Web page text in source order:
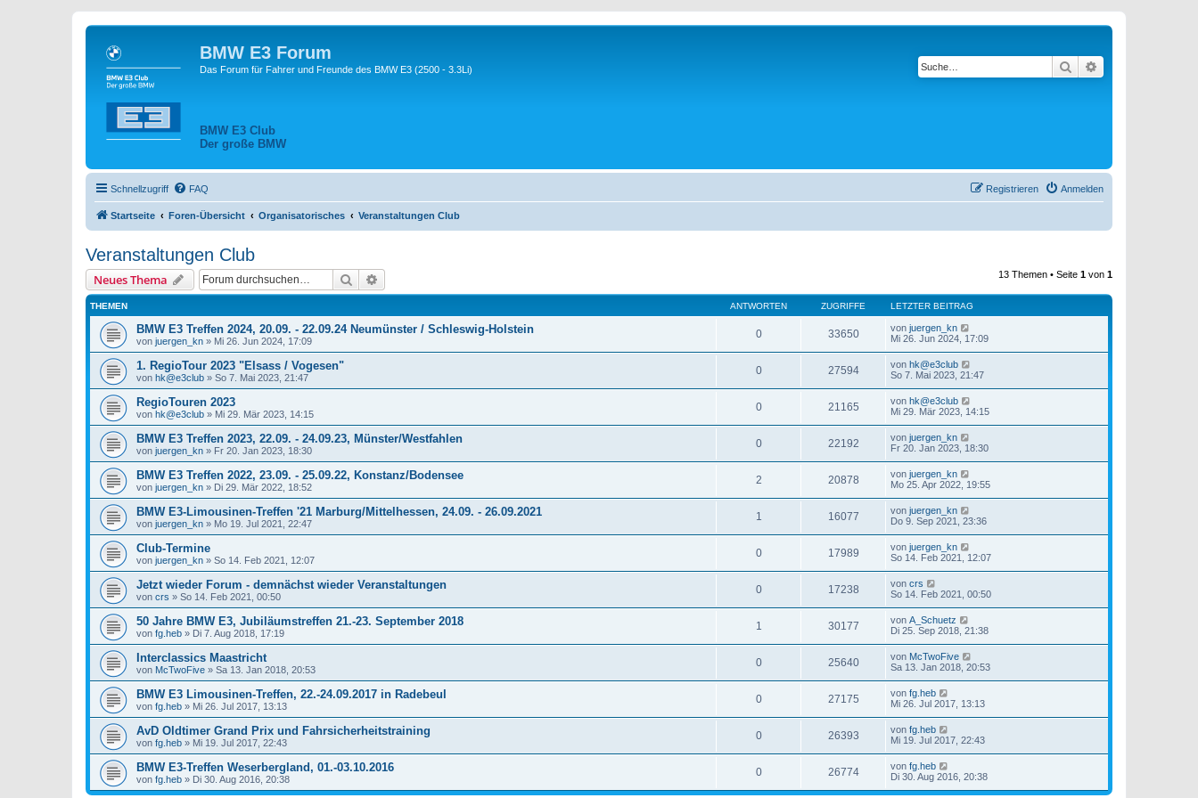
BMW E3 Forum
Das Forum für Fahrer und Freunde des BMW E3 (2500 - 3.3Li)
BMW E3 Club
Der große BMW
Suche
Schnellzugriff FAQ Anmelden
Registrieren
Startseite Foren-Übersicht Organisatorisches Veranstaltungen Club
Veranstaltungen Club
Neues Thema Suche 13 Themen • Seite 1 von 1
THEMEN ANTWORTEN ZUGRIFFE LETZTER BEITRAG
BMW E3 Treffen 2024, 20.09. - 22.09.24 Neumünster / Schleswig-Holstein
von juergen_kn » Mi 26. Jun 2024, 17:09
0 33650 von juergen_kn
Mi 26. Jun 2024, 17:09
1. RegioTour 2023 "Elsass / Vogesen"
von hk@e3club » So 7. Mai 2023, 21:47
0 27594 von hk@e3club
So 7. Mai 2023, 21:47
RegioTouren 2023
von hk@e3club » Mi 29. Mär 2023, 14:15
0 21165 von hk@e3club
Mi 29. Mär 2023, 14:15
BMW E3 Treffen 2023, 22.09. - 24.09.23, Münster/Westfahlen
von juergen_kn » Fr 20. Jan 2023, 18:30
0 22192 von juergen_kn
Fr 20. Jan 2023, 18:30
BMW E3 Treffen 2022, 23.09. - 25.09.22, Konstanz/Bodensee
von juergen_kn » Di 29. Mär 2022, 18:52
2 20878 von juergen_kn
Mo 25. Apr 2022, 19:55
BMW E3-Limousinen-Treffen '21 Marburg/Mittelhessen, 24.09. - 26.09.2021
von juergen_kn » Mo 19. Jul 2021, 22:47
1 16077 von juergen_kn
Do 9. Sep 2021, 23:36
Club-Termine
von juergen_kn » So 14. Feb 2021, 12:07
0 17989 von juergen_kn
So 14. Feb 2021, 12:07
Jetzt wieder Forum - demnächst wieder Veranstaltungen
von crs » So 14. Feb 2021, 00:50
0 17238 von crs
So 14. Feb 2021, 00:50
50 Jahre BMW E3, Jubiläumstreffen 21.-23. September 2018
von fg.heb » Di 7. Aug 2018, 17:19
1 30177 von A_Schuetz
Di 25. Sep 2018, 21:38
Interclassics Maastricht
von McTwoFive » Sa 13. Jan 2018, 20:53
0 25640 von McTwoFive
Sa 13. Jan 2018, 20:53
BMW E3 Limousinen-Treffen, 22.-24.09.2017 in Radebeul
von fg.heb » Mi 26. Jul 2017, 13:13
0 27175 von fg.heb
Mi 26. Jul 2017, 13:13
AvD Oldtimer Grand Prix und Fahrsicherheitstraining
von fg.heb » Mi 19. Jul 2017, 22:43
0 26393 von fg.heb
Mi 19. Jul 2017, 22:43
BMW E3-Treffen Weserbergland, 01.-03.10.2016
von fg.heb » Di 30. Aug 2016, 20:38
0 26774 von fg.heb
Di 30. Aug 2016, 20:38